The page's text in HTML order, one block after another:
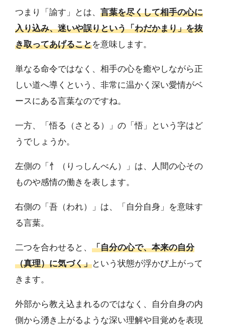
つまり「諭す」とは、 言葉を尽くして相手の心に
入り込み、迷いや誤りという「わだかまり」を抜
き取ってあげることを意味します。
単なる命令ではなく、相手の心を癒やしながら正
しい道へ導くという、非常に温かく深い愛情がベ
ースにある言葉なのですね。
一方、「悟る（さとる）」の「悟」という字はど
うでしょうか。
左側の「忄（りっしんべん）」は、人間の心その
ものや感情の働きを表します。
右側の「吾（われ）」は、「自分自身」を意味す
る言葉。
二つを合わせると、 「自分の心で、本来の自分
（真理）に気づく」という状態が浮かび上がって
きます。
外部から教え込まれるのではなく、自分自身の内
側から湧き上がるような深い理解や目覚めを表現